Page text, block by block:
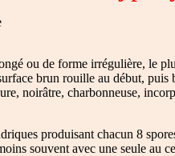
ou de forme irrégulière, le
brun rouille au début,
noirâtre, charbonneuse,
produisant chacun 8
souvent avec une seule